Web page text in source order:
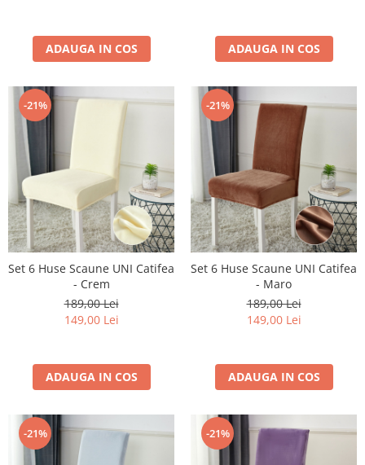
ADAUGA IN COS ADAUGA IN COS
-21%
Set 6 Huse Scaune UNI Catifea
- Crem
189,00 Lei
149,00 Lei
ADAUGA IN COS
-21%
Set 6 Huse Scaune UNI Catifea
- Maro
189,00 Lei
149,00 Lei
ADAUGA IN COS
-21% -21%